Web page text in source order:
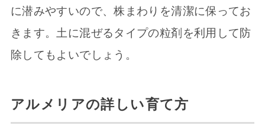
に潜みやすいので、株まわりを清潔に保ってお
きます。土に混ぜるタイプの粒剤を利用して防
除してもよいでしょう。
アルメリアの詳しい育て方